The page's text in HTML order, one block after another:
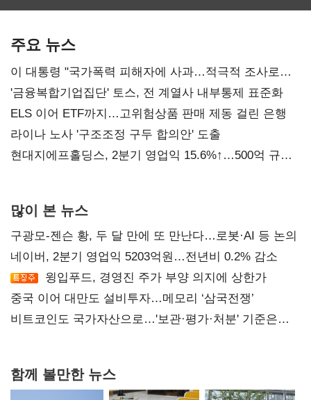
주요 뉴스
이 대통령 "국가폭력 피해자에 사과…적극적 조사로
진실 밝혀야"
'금융복합기업집단' 토스, 전 계열사 내부통제 표준화
ELS 이어 ETF까지…고위험상품 판매 제동 걸린 은행
라이나 노사 '구조조정 구두 합의안' 도출
현대지에프홀딩스, 2분기 영업익 15.6%↑…500억 규모
많이 본 뉴스
구광모-젠슨 황, 두 달 만에 또 만난다…로봇·AI 등 논의
네이버, 2분기 영업익 5203억원…전년비 0.2% 감소
윙입푸드, 경영진 주가 부양 의지에 상한가
중국 이어 대만도 설비투자…메모리 ‘삼국전쟁’
비트코인도 국가자산으로…'보관·평가·처분' 기준은
함께 볼만한 뉴스